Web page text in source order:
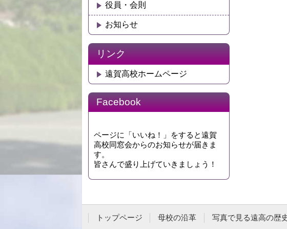
役員・会則
お知らせ
リンク
遠賀高校ホームページ
Facebook
ページに「いいね！」をすると遠賀
高校同窓会からのお知らせが届きま
す。
皆さんで盛り上げていきましょう！
トップページ 母校の沿革 写真で見る遠高の歴